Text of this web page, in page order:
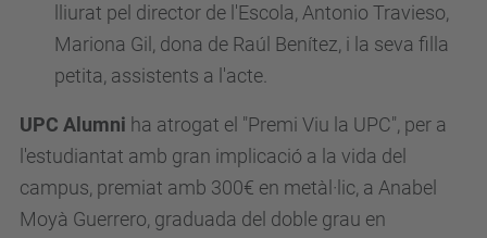
lliurat pel director de l'Escola, Antonio Travieso,
Mariona Gil, dona de Raúl Benítez, i la seva filla
petita, assistents a l'acte.
UPC Alumni ha atrogat el "Premi Viu la UPC", per a
l'estudiantat amb gran implicació a la vida del
campus, premiat amb 300€ en metàl·lic, a Anabel
Moyà Guerrero, graduada del doble grau en